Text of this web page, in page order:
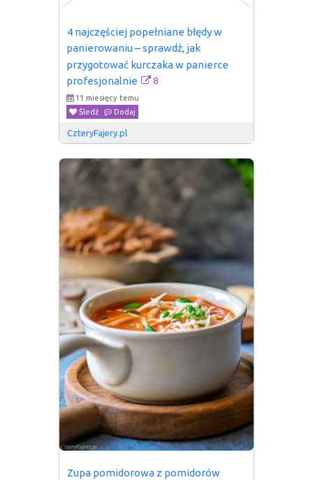
4 najczęściej popełniane błędy w
panierowaniu – sprawdź, jak
przygotować kurczaka w panierce
profesjonalnie
8
11 miesięcy temu
Śledź
Dodaj
CzteryFajery.pl
Zupa pomidorowa z pomidorów